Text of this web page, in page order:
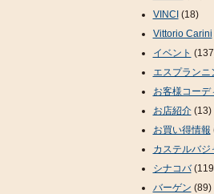
VINCI (18)
Vittorio Carini
イベント
エスプランニ
お客様コーデ
お店紹介(13)
お買い得情報
カステルバジ
シナコバ
バーゲン (89)